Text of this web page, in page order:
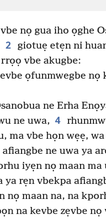
nọ gua iho ọghe
2 giotuẹ etẹn ni
vbe akugbe:
ọfunmwegbe nọ
ne Erha
ne uwa, 4
ma vbe họn wẹẹ,
ne uwa ya
iyẹn nọ maan ma
rẹn vbekpa
nọ maan na, na
na kevbe zẹvbe nọ